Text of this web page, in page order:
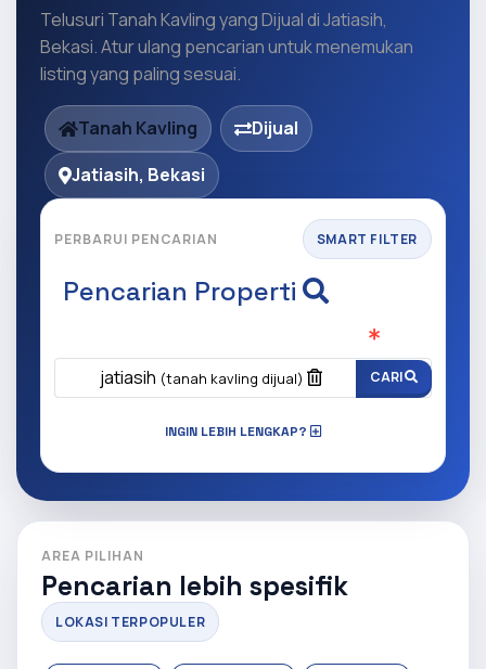
Telusuri Tanah Kavling yang Dijual di Jatiasih,
Bekasi. Atur ulang pencarian untuk menemukan
listing yang paling sesuai.
Tanah Kavling
Dijual
Jatiasih, Bekasi
PERBARUI PENCARIAN SMART FILTER
Pencarian Properti
jatiasih (tanah kavling dijual) CARI
INGIN LEBIH LENGKAP?
AREA PILIHAN
Pencarian lebih spesifik
LOKASI TERPOPULER